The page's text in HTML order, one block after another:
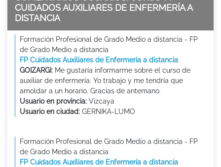
CUIDADOS AUXILIARES DE ENFERMERÍA A
DISTANCIA
Formación Profesional de Grado Medio a distancia - FP
de Grado Medio a distancia
FP Cuidados Auxiliares de Enfermería a distancia
GOIZARGI: Me gustaría informarme sobre el curso de
auxiliar de enfermería. Yo trabajo y me tendría que
amoldar a un horario. Gracias de antemano.
Usuario en provincia: Vizcaya
Usuario en ciudad: GERNIKA-LUMO
Formación Profesional de Grado Medio a distancia - FP
de Grado Medio a distancia
FP Cuidados Auxiliares de Enfermería a distancia